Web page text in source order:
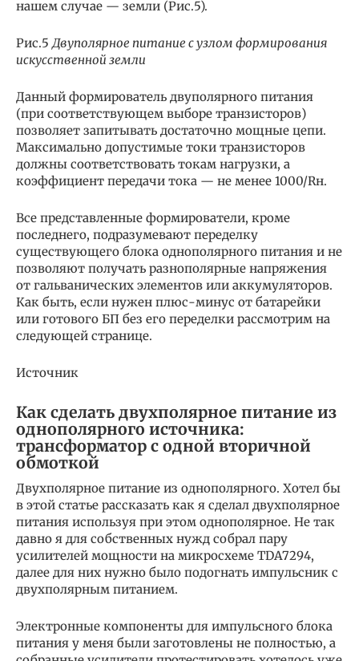
нашем случае — земли (Рис.5).
Рис.5 Двуполярное питание с узлом формирования
искусственной земли
Данный формирователь двуполярного питания
(при соответствующем выборе транзисторов)
позволяет запитывать достаточно мощные цепи.
Максимально допустимые токи транзисторов
должны соответствовать токам нагрузки, а
коэффициент передачи тока — не менее 1000/Rн.
Все представленные формирователи, кроме
последнего, подразумевают переделку
существующего блока однополярного питания и не
позволяют получать разнополярные напряжения
от гальванических элементов или аккумуляторов.
Как быть, если нужен плюс-минус от батарейки
или готового БП без его переделки рассмотрим на
следующей странице.
Источник
Как сделать двухполярное питание из
однополярного источника:
трансформатор с одной вторичной
обмоткой
Двухполярное питание из однополярного. Хотел бы
в этой статье рассказать как я сделал двухполярное
питания используя при этом однополярное. Не так
давно я для собственных нужд собрал пару
усилителей мощности на микросхеме TDA7294,
далее для них нужно было подогнать импульсник с
двухполярным питанием.
Электронные компоненты для импульсного блока
питания у меня были заготовлены не полностью, а